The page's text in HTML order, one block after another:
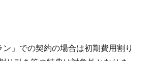
」での契約の場合は初期費用割り